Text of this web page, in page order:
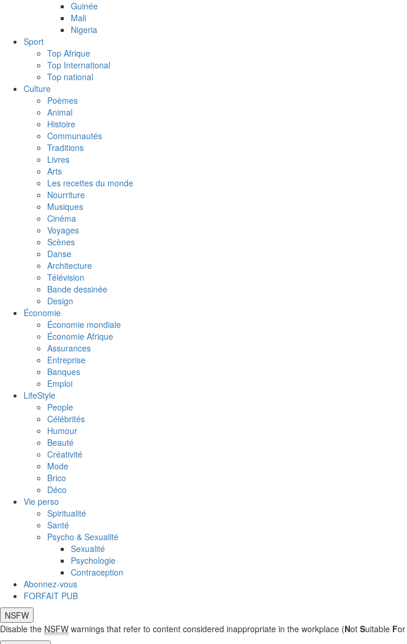
Guinée
Mali
Nigeria
Sport
Top Afrique
Top International
Top national
Culture
Poèmes
Animal
Histoire
Communautés
Traditions
Livres
Arts
Les recettes du monde
Nourriture
Musiques
Cinéma
Voyages
Scènes
Danse
Architecture
Télévision
Bande dessinée
Design
Économie
Économie mondiale
Économie Afrique
Assurances
Entreprise
Banques
Emploi
LifeStyle
People
Célébrités
Humour
Beauté
Créativité
Mode
Brico
Déco
Vie perso
Spiritualité
Santé
Psycho & Sexualité
Sexualité
Psychologie
Contraception
Abonnez-vous
FORFAIT PUB
NSFW
Disable the NSFW warnings that refer to content considered inappropriate in the workplace (Not Suitable For